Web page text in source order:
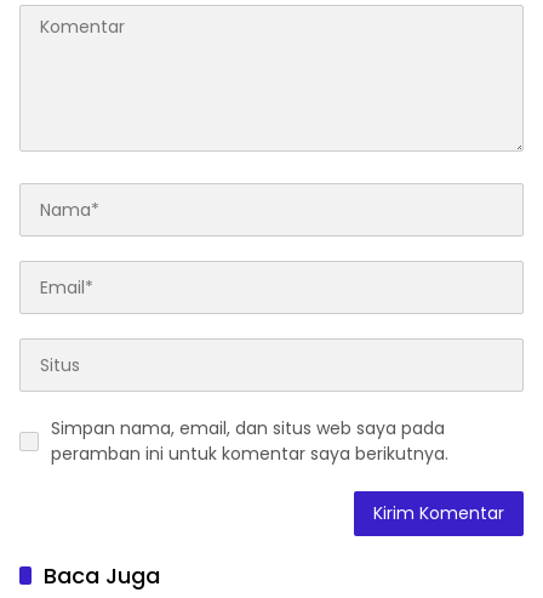
Simpan nama, email, dan situs web saya pada
peramban ini untuk komentar saya berikutnya.
Baca Juga